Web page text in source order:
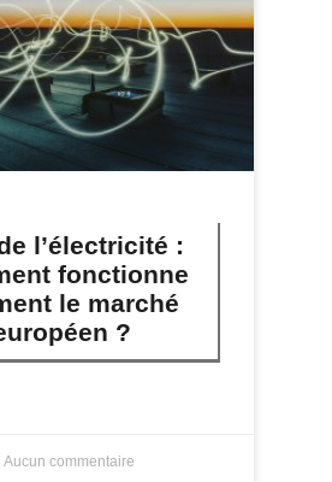
l’électricité :
fonctionne
le marché
?
Aucun commentaire